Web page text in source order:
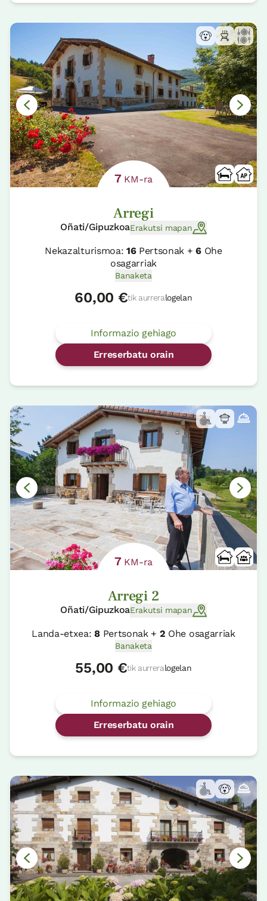
7KM-ra
Arregi
Oñati/GipuzkoaErakutsi mapan
Nekazalturismoa: 16Pertsonak +6Ohe
osagarriak
Banaketa
60,00 €tik aurreralogelan
Informazio gehiago
Erreserbatu orain
7KM-ra
Arregi 2
Oñati/GipuzkoaErakutsi mapan
Landa-etxea:8Pertsonak + 2 Ohe osagarriak
Banaketa
55,00 €tik aurreralogelan
Informazio gehiago
Erreserbatu orain